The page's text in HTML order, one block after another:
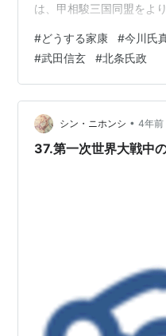
は、甲相駿三国同盟をよ
康が結んだ和平協定で、
は尾張へ侵攻し、氏康は
れぞれの嫡子に娘を嫁が
糸（早川殿）と、武田義
院）、北条氏政には武田
ですが、同盟は１０年余
#どうする家康 #今川氏
#武田信玄 #北条氏政
シン・ニホンシ • 4年前
37.第一次世界大戦中